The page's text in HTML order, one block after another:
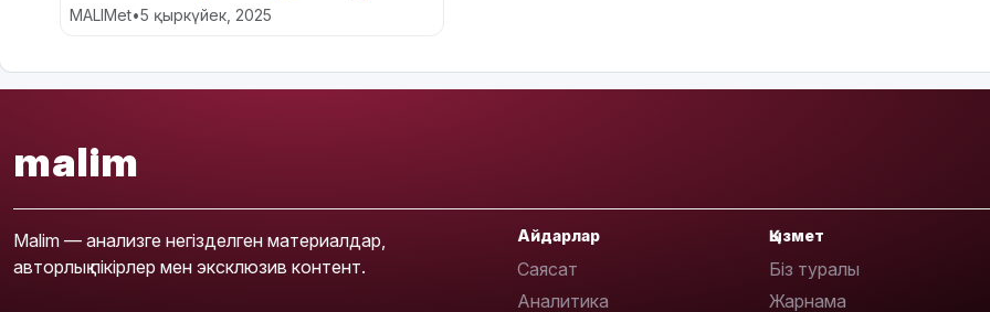
MALIMet•5 қыркүйек, 2025
malim
Malim — анализге негізделген материалдар,
авторлық пікірлер мен эксклюзив контент.
Айдарлар
Саясат
Аналитика
Қызмет
Біз туралы
Жарнама